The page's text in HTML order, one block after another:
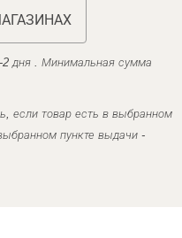
дня . Минимальная сумма
если товар есть в выбранном
пункте выдачи -